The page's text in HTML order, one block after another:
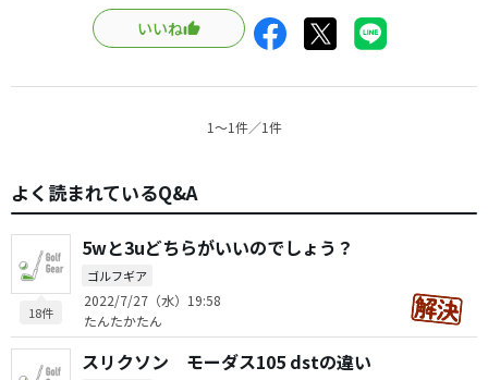
いいね
1〜1件／1件
よく読まれているQ&A
18件
5wと3uどちらがいいのでしょう？
ゴルフギア
2022/7/27（水）19:58
たんたかたん
スリクソン モーダス105 dstの違い